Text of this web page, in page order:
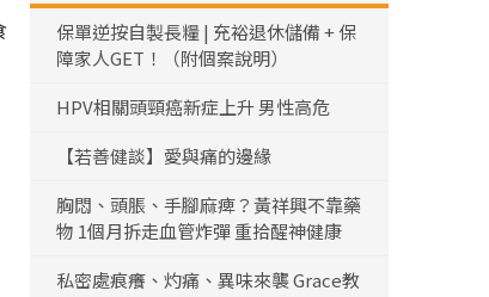
保單逆按自製長糧 | 充裕退休儲備 + 保
障家人GET！（附個案說明）
HPV相關頭頸癌新症上升 男性高危
【若善健談】愛與痛的邊緣
胸悶、頭脹、手腳麻痺？黃祥興不靠藥
物 1個月拆走血管炸彈 重拾醒神健康
私密處痕癢、灼痛、異味來襲 Grace教